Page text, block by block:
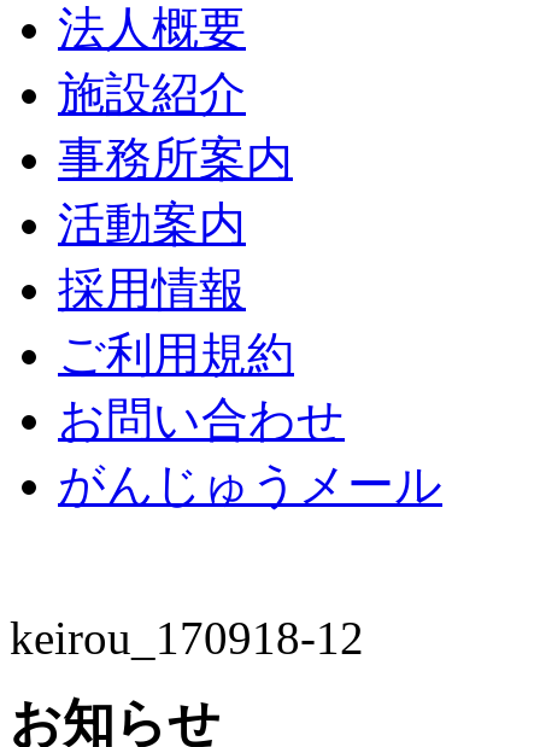
法人概要
施設紹介
事務所案内
活動案内
採用情報
ご利用規約
お問い合わせ
がんじゅうメール
keirou_170918-12
お知らせ